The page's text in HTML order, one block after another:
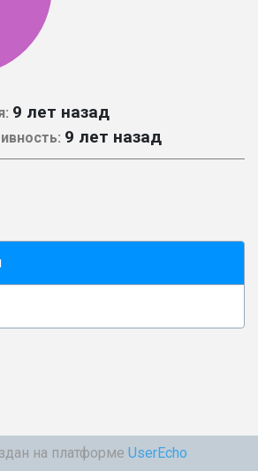
9 лет назад
9 лет назад
на платформе UserEcho